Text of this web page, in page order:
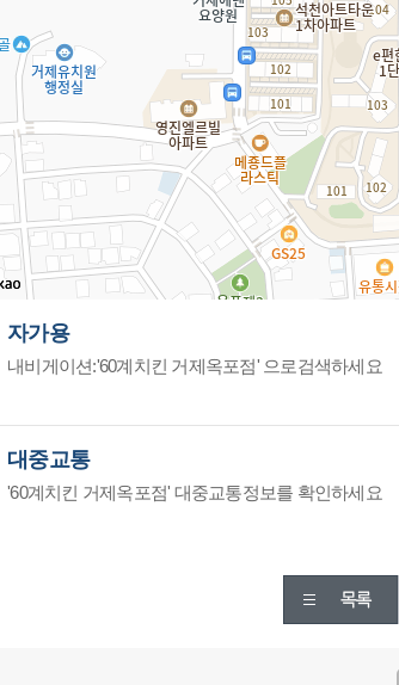
자가용
내비게이션:'60계치킨 거제옥포점' 으로검색하세요
대중교통
'60계치킨 거제옥포점' 대중교통정보를 확인하세요